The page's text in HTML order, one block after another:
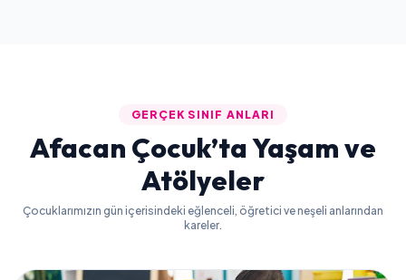
GERÇEK SINIF ANLARI
Afacan Çocuk’ta Yaşam ve
Atölyeler
Çocuklarımızın gün içerisindeki eğlenceli, öğretici ve neşeli anlarından
kareler.